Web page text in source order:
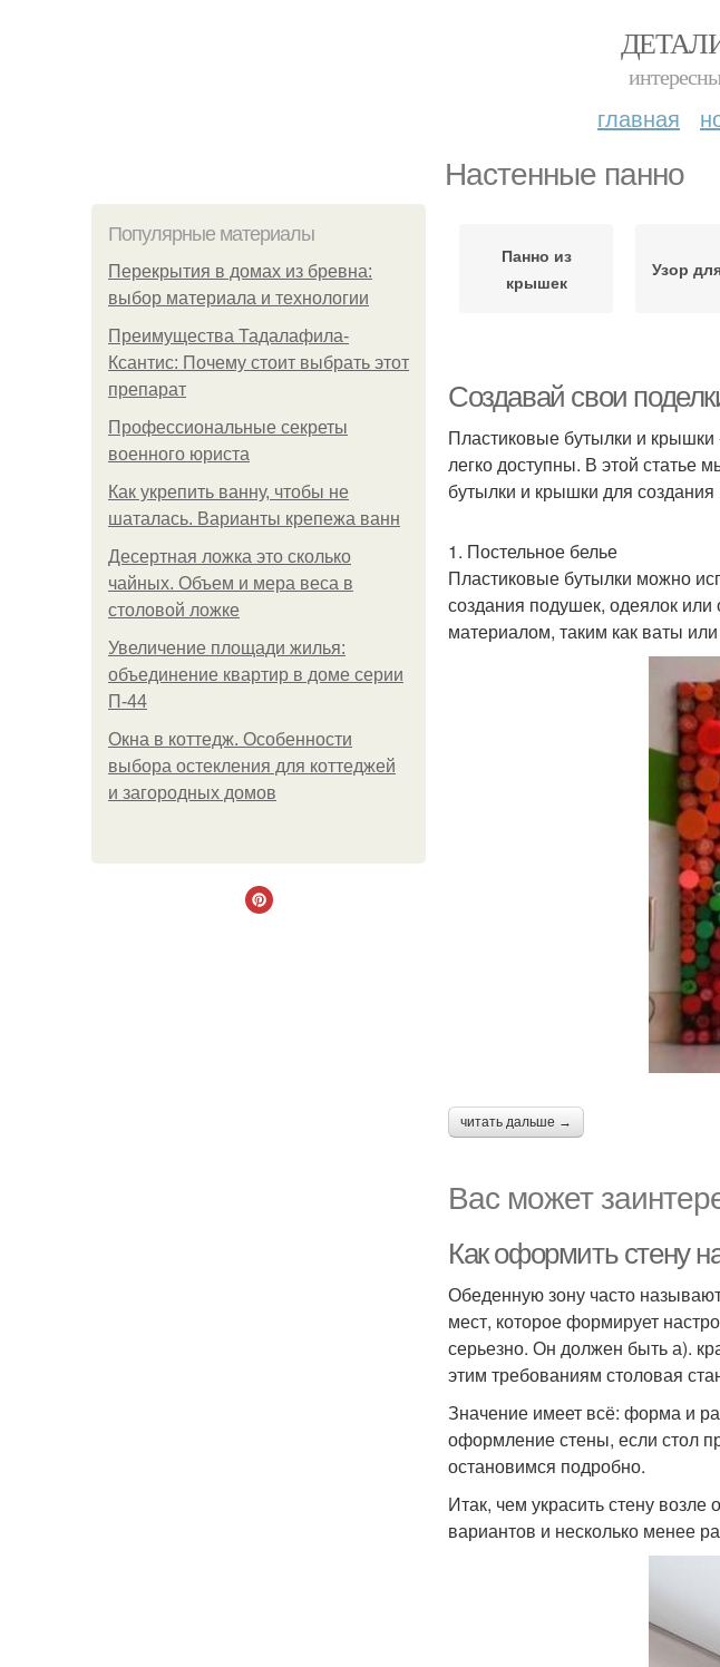
главная
Настенные панно
Популярные материалы
Перекрытия в домах из бревна:
выбор материала и технологии
Преимущества Тадалафила-
Ксантис: Почему стоит выбрать этот
препарат
Профессиональные секреты
военного юриста
Как укрепить ванну, чтобы не
шаталась. Варианты крепежа ванн
Десертная ложка это сколько
чайных. Объем и мера веса в
столовой ложке
Увеличение площади жилья:
объединение квартир в доме серии
П-44
Окна в коттедж. Особенности
выбора остекления для коттеджей
и загородных домов
Панно из
крышек
Узор
Создавай свои
Пластиковые бутылки и крышки
легко доступны. В этой статье
бутылки и крышки для создания
1. Постельное белье
Пластиковые бутылки можно
создания подушек, одеялок
материалом, таким как ваты
читать дальше →
Вас может
Как оформить стену
Обеденную зону часто
мест, которое формирует
серьезно. Он должен быть а).
этим требованиям столовая
Значение имеет всё: форма и
оформление стены, если стол
остановимся подробно.
Итак, чем украсить стену
вариантов и несколько менее